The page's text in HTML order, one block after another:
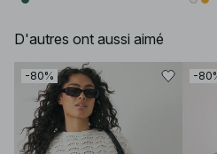
D'autres ont aussi aimé
-80% -